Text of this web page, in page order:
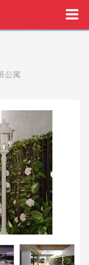
购房
公寓